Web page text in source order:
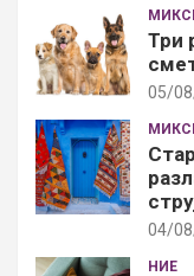
Три
05/
04/
НИЕ